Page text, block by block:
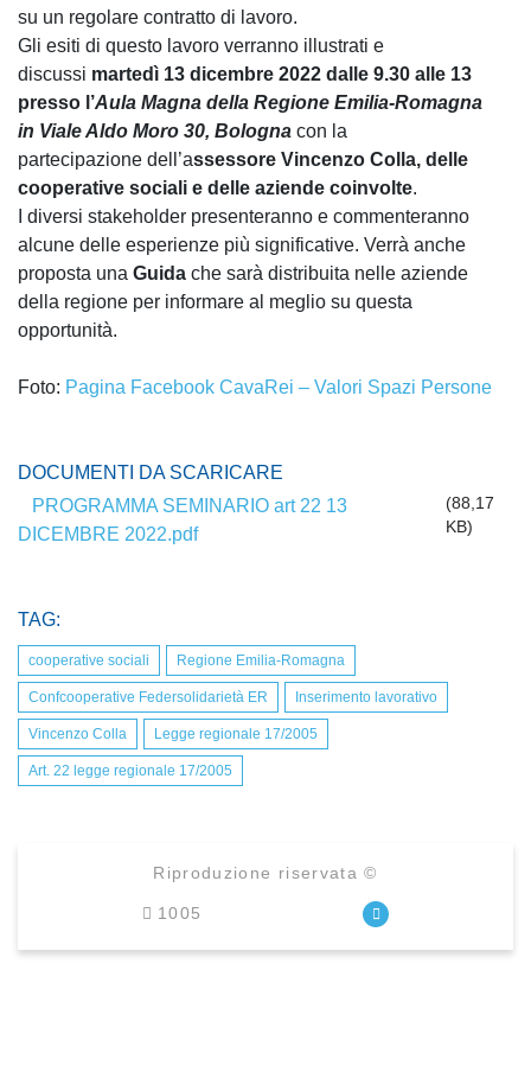
su un regolare contratto di lavoro.
Gli esiti di questo lavoro verranno illustrati e
discussi martedì 13 dicembre 2022 dalle 9.30 alle 13
presso l’Aula Magna della Regione Emilia-Romagna
in Viale Aldo Moro 30, Bologna con la
partecipazione dell’assessore Vincenzo Colla, delle
cooperative sociali e delle aziende coinvolte.
I diversi stakeholder presenteranno e commenteranno
alcune delle esperienze più significative. Verrà anche
proposta una Guida che sarà distribuita nelle aziende
della regione per informare al meglio su questa
opportunità.
Foto: Pagina Facebook CavaRei – Valori Spazi Persone
DOCUMENTI DA SCARICARE
PROGRAMMA SEMINARIO art 22 13
DICEMBRE 2022.pdf
(88,17
KB)
TAG:
cooperative sociali Regione Emilia-Romagna
Confcooperative Federsolidarietà ER Inserimento lavorativo
Vincenzo Colla Legge regionale 17/2005
Art. 22 legge regionale 17/2005
Riproduzione riservata ©
1005